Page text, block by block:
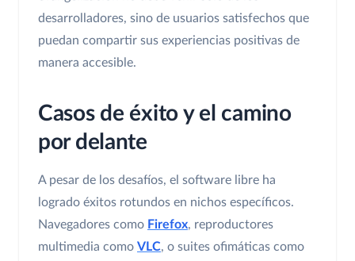
desarrolladores, sino de usuarios satisfechos que
puedan compartir sus experiencias positivas de
manera accesible.
Casos de éxito y el camino
por delante
A pesar de los desafíos, el software libre ha
logrado éxitos rotundos en nichos específicos.
Navegadores como Firefox, reproductores
multimedia como VLC, o suites ofimáticas como